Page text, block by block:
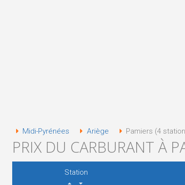
Midi-Pyrénées Ariège Pamiers (4
PRIX DU CARBURANT À
Station